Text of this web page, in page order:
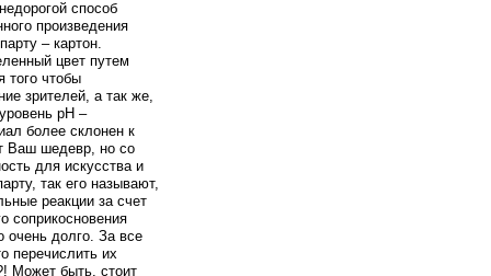
способ
произведения
– картон.
цвет путем
того чтобы
зрителей, а так же,
pH –
более склонен к
Ваш шедевр, но со
для искусства и
так его называют,
реакции за счет
соприкосновения
очень долго. За все
перечислить их
Может быть, стоит